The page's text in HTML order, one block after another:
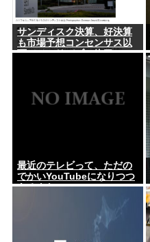
サンディスク決算、好決算
も市場予想コンセンサス以
下でメモリバブル終了へ
最近のテレビって、ただの
でかいYouTubeになりつつ
あるよな